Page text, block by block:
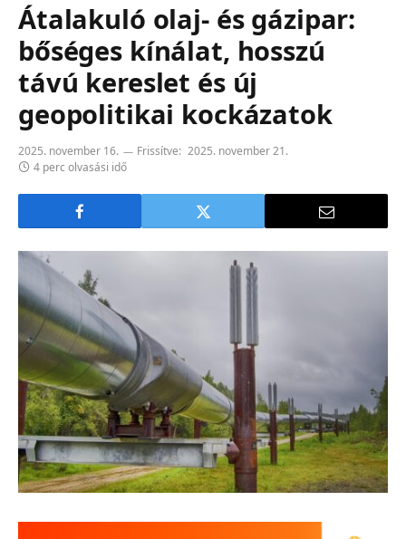
Átalakuló olaj- és gázipar:
bőséges kínálat, hosszú
távú kereslet és új
geopolitikai kockázatok
2025. november 16. Frissítve: 2025. november 21.
4 perc olvasási idő